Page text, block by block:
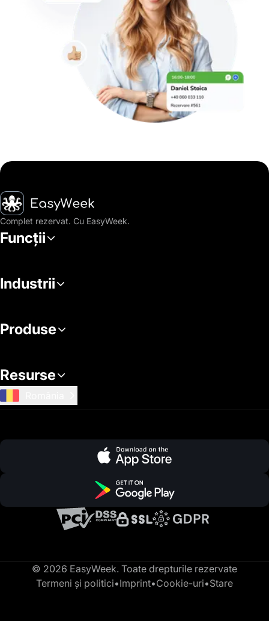
Pagina principală
Complet rezervat. Cu EasyWeek.
Funcții
Industrii
Produse
Resurse
© 2026 EasyWeek. Toate drepturile rezervate
Termeni și politici•Imprint•Cookie-uri•Stare